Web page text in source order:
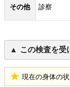
その他 診察
この検査を受
現在の身体の